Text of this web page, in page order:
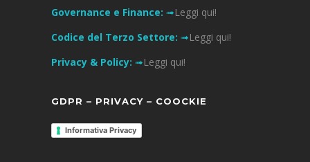
Governance e Finance: ➟Leggi qui!
Codice del Terzo Settore: ➟Leggi qui!
Privacy & Policy: ➟Leggi qui!
GDPR – PRIVACY – COOCKIE
Informativa Privacy